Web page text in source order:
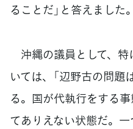
ることだ」と答えました。
沖縄の議員として、特
いては、「辺野古の問
る。国が代執行をする
てありえない状態だ。